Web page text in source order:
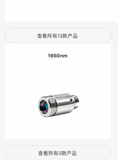
查看所有13款产品
1650nm
查看所有0款产品